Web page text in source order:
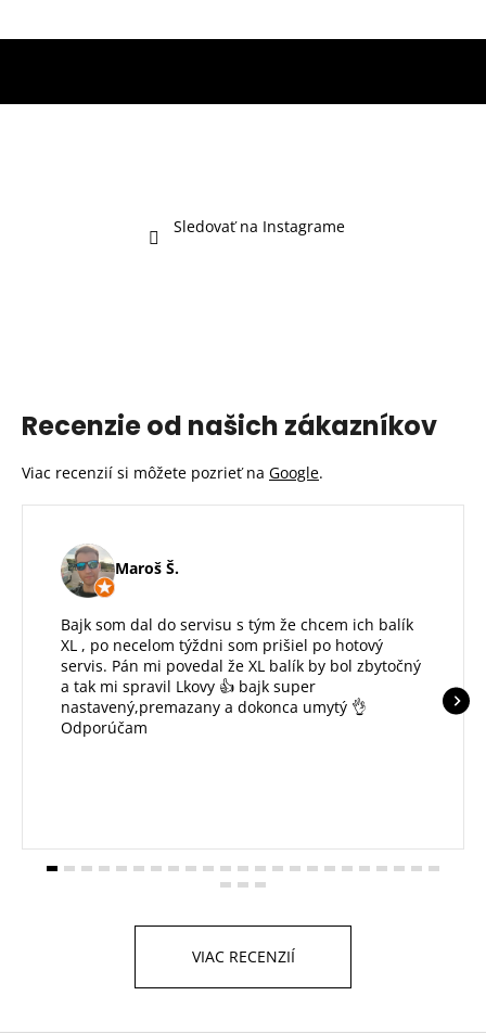
Sledovať na Instagrame
Recenzie od našich zákazníkov
Viac recenzií si môžete pozrieť na Google.
Maroš Š.
Bajk som dal do servisu s tým že chcem ich balík
XL , po necelom týždni som prišiel po hotový
servis. Pán mi povedal že XL balík by bol zbytočný
a tak mi spravil Lkovy 👍 bajk super
nastavený,premazany a dokonca umytý 👌
Odporúčam
VIAC RECENZIÍ